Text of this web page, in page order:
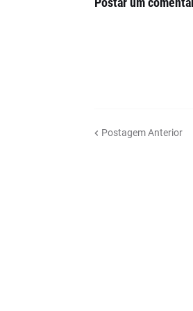
Postagem Anterior